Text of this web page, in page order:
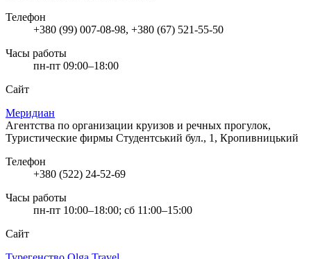
Телефон
+380 (99) 007-08-98, +380 (67) 521-55-50
Часы работы
пн-пт 09:00–18:00
Сайт
Меридиан
Агентства по организации круизов и речных прогулок,
Туристические фирмы Студентський бул., 1, Кропивницький
Телефон
+380 (522) 24-52-69
Часы работы
пн-пт 10:00–18:00; сб 11:00–15:00
Сайт